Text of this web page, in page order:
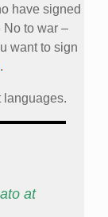
have signed
No to war –
want to sign
.
languages.
at